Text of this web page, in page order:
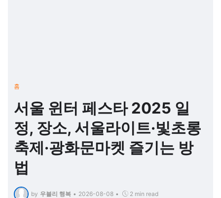
홈
서울 윈터 페스타 2025 일
정, 장소, 서울라이트·빛초롱
축제·광화문마켓 즐기는 방
법
by 우블리 행복 • 2026-08-08 • 2 min read